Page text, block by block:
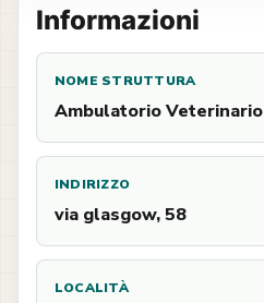
Informazioni
NOME STRUTTURA
Ambulatorio Veterinario
INDIRIZZO
via glasgow, 58
LOCALITÀ